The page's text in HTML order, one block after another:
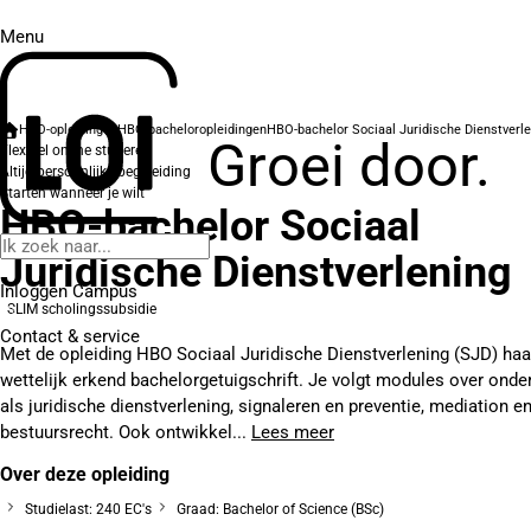
Menu
Groei door.
Inloggen Campus
Contact & service
HBO-opleidingenHBO-bacheloropleidingenHBO-bachelor Sociaal Juridische
Flexibel online studeren
Altijd persoonlijke begeleiding
Starten wanneer je wilt
HBO-bachelor Sociaal
Juridische Dienstverlening
SLIM scholingssubsidie
Met de opleiding HBO Sociaal Juridische Dienstverlening (SJD)
wettelijk erkend bachelorgetuigschrift. Je volgt modules over
als juridische dienstverlening, signaleren en preventie, mediation en
bestuursrecht. Ook ontwikkel... Lees meer
Over deze opleiding
Studielast: 240 EC's Graad: Bachelor of Science (BSc)